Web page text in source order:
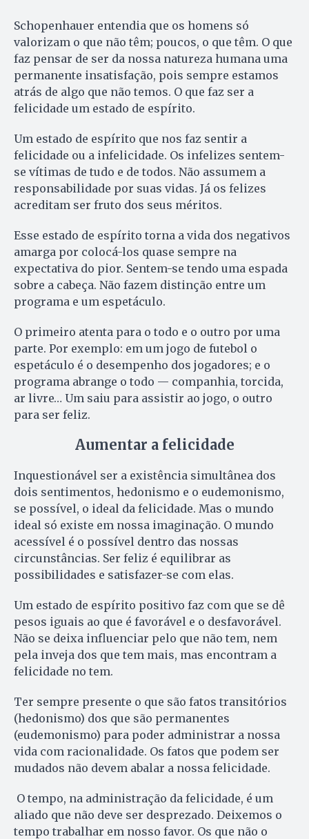
Schopenhauer entendia que os homens só
valorizam o que não têm; poucos, o que têm. O que
faz pensar de ser da nossa natureza humana uma
permanente insatisfação, pois sempre estamos
atrás de algo que não temos. O que faz ser a
felicidade um estado de espírito.
Um estado de espírito que nos faz sentir a
felicidade ou a infelicidade. Os infelizes sentem-
se vítimas de tudo e de todos. Não assumem a
responsabilidade por suas vidas. Já os felizes
acreditam ser fruto dos seus méritos.
Esse estado de espírito torna a vida dos negativos
amarga por colocá-los quase sempre na
expectativa do pior. Sentem-se tendo uma espada
sobre a cabeça. Não fazem distinção entre um
programa e um espetáculo.
O primeiro atenta para o todo e o outro por uma
parte. Por exemplo: em um jogo de futebol o
espetáculo é o desempenho dos jogadores; e o
programa abrange o todo — companhia, torcida,
ar livre… Um saiu para assistir ao jogo, o outro
para ser feliz.
Aumentar a felicidade
Inquestionável ser a existência simultânea dos
dois sentimentos, hedonismo e o eudemonismo,
se possível, o ideal da felicidade. Mas o mundo
ideal só existe em nossa imaginação. O mundo
acessível é o possível dentro das nossas
circunstâncias. Ser feliz é equilibrar as
possibilidades e satisfazer-se com elas.
Um estado de espírito positivo faz com que se dê
pesos iguais ao que é favorável e o desfavorável.
Não se deixa influenciar pelo que não tem, nem
pela inveja dos que tem mais, mas encontram a
felicidade no tem.
Ter sempre presente o que são fatos transitórios
(hedonismo) dos que são permanentes
(eudemonismo) para poder administrar a nossa
vida com racionalidade. Os fatos que podem ser
mudados não devem abalar a nossa felicidade.
O tempo, na administração da felicidade, é um
aliado que não deve ser desprezado. Deixemos o
tempo trabalhar em nosso favor. Os que não o